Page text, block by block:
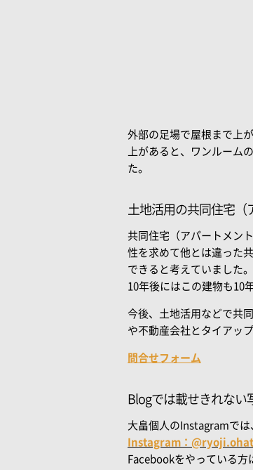
外部の足場で屋根まで上
上があると、ワンルーム
土地活用の共同住宅（
共同住宅（アパートメン
性を求めて他とは違った
できると考えていました
10年後にはこの建物も10
今後、土地活用などで共
や不動産会社とタイアッ
問合せフォーム
Blogでは載せきれない
大畠個人のInstagramでは
Instagram：
Facebookをやっている方